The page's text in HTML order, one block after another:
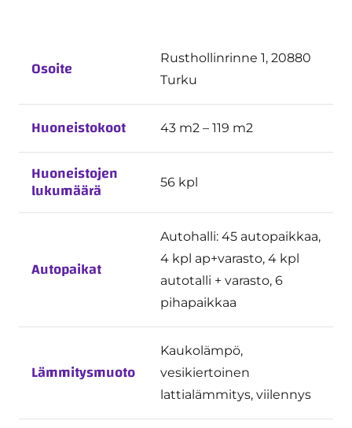
Osoite
Rusthollinrinne 1, 20880
Turku
Huoneistokoot 43 m2 – 119 m2
Huoneistojen
lukumäärä 56 kpl
Autopaikat
Autohalli: 45 autopaikkaa,
4 kpl ap+varasto, 4 kpl
autotalli + varasto, 6
pihapaikkaa
Lämmitysmuoto
Kaukolämpö,
vesikiertoinen
lattialämmitys, viilennys